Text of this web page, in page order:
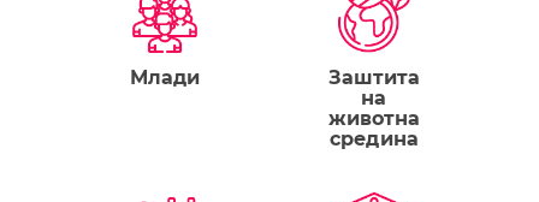
Млади
Заштита
на
животна
средина